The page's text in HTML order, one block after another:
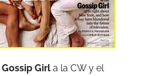
Gossip Girl a la CW y el